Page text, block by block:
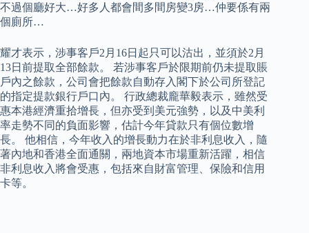
不過個廳好大…好多人都會間多間房變3房…仲要係有兩
個廁所…
耀才表示，涉事客戶2月16日起只可以沽出，並須於2月
13日前提取全部餘款。 若涉事客戶於限期前仍未提取賬
戶內之餘款，公司會把餘款自動存入閣下於公司所登記
的指定提款銀行戶口內。 行政總裁龐華毅表示，雖然受
惠本港經濟重拾增長，但亦受到美元強勢，以及中美利
率走勢不同的負面影響，估計今年貸款只有個位數增
長。 他相信，今年收入的增長動力在於非利息收入，隨
著內地和香港全面通關，兩地資本市場重新活躍，相信
非利息收入將會受惠，包括來自財富管理、保險和信用
卡等。